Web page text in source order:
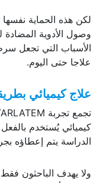
لكن هذه الحماية
وصول الأدوية المضادة
الأسباب التي تجعل
علاجا حتى اليوم.
علاج كيميائي
كيميائي يُستخدم
الدراسة يتم إعطاؤه
ولا يهدف الباحثون فقط